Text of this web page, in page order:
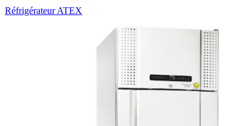
Réfrigérateur ATEX